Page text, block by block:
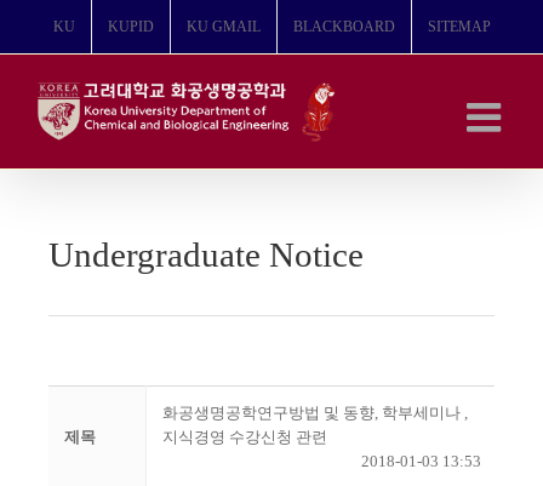
뛰
KU KUPID KU GMAIL BLACKBOARD SITEMAP
Undergraduate Notice
제목
화공생명공학연구방법 및 동향, 학부세미나 ,
지식경영 수강신청 관련
2018-01-03 13:53